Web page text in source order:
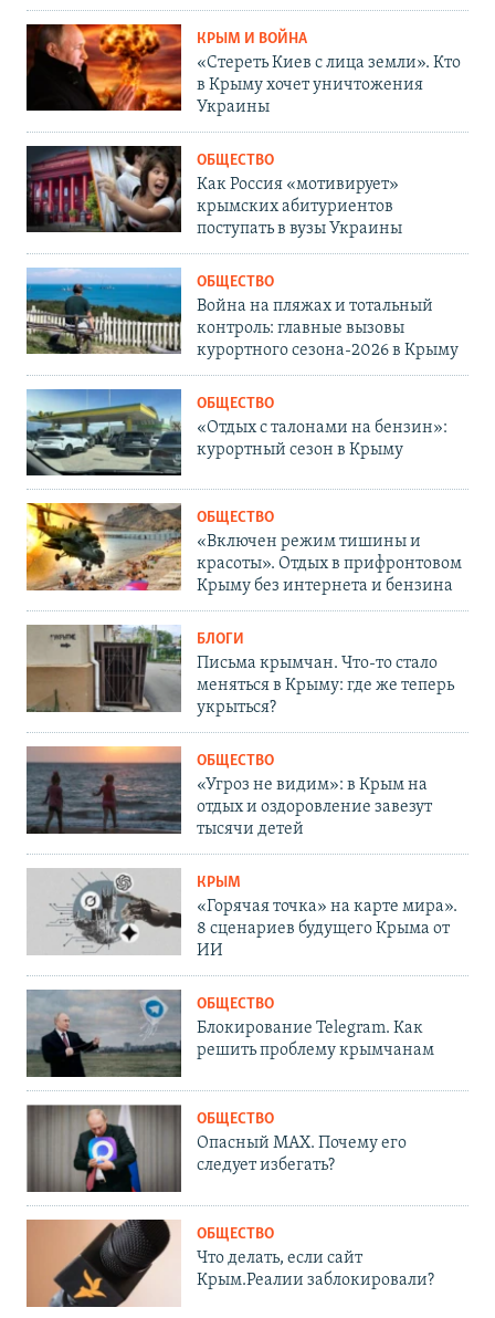
КРЫМ И ВОЙНА
«Стереть Киев с лица земли». Кто
в Крыму хочет уничтожения
Украины
ОБЩЕСТВО
Как Россия «мотивирует»
крымских абитуриентов
поступать в вузы Украины
ОБЩЕСТВО
Война на пляжах и тотальный
контроль: главные вызовы
курортного сезона-2026 в Крыму
ОБЩЕСТВО
«Отдых с талонами на бензин»:
курортный сезон в Крыму
ОБЩЕСТВО
«Включен режим тишины и
красоты». Отдых в прифронтовом
Крыму без интернета и бензина
БЛОГИ
Письма крымчан. Что-то стало
меняться в Крыму: где же теперь
укрыться?
ОБЩЕСТВО
«Угроз не видим»: в Крым на
отдых и оздоровление завезут
тысячи детей
КРЫМ
«Горячая точка» на карте мира».
8 сценариев будущего Крыма от
ИИ
ОБЩЕСТВО
Блокирование Telegram. Как
решить проблему крымчанам
ОБЩЕСТВО
Опасный MAX. Почему его
следует избегать?
ОБЩЕСТВО
Что делать, если сайт
Крым.Реалии заблокировали?